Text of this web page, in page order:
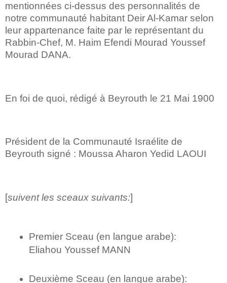
mentionnées ci-dessus des personnalités de
notre communauté habitant Deir Al-Kamar selon
leur appartenance faite par le représentant du
Rabbin-Chef, M. Haim Efendi Mourad Youssef
Mourad DANA.
En foi de quoi, rédigé à Beyrouth le 21 Mai 1900
Président de la Communauté Israélite de
Beyrouth signé : Moussa Aharon Yedid LAOUI
[suivent les sceaux suivants:]
Premier Sceau (en langue arabe):
Eliahou Youssef MANN
Deuxième Sceau (en langue arabe):